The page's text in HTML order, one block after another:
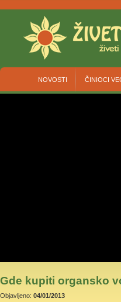
NOVOSTI ČINIOCI
Gde kupiti organsko
Objavljeno: 04/01/2013